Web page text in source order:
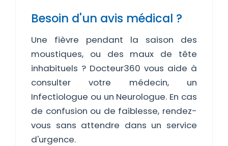
Besoin d'un avis médical ?
Une fièvre pendant la saison des
moustiques, ou des maux de tête
inhabituels ? Docteur360 vous aide à
consulter votre médecin, un
Infectiologue ou un Neurologue. En cas
de confusion ou de faiblesse, rendez-
vous sans attendre dans un service
d'urgence.